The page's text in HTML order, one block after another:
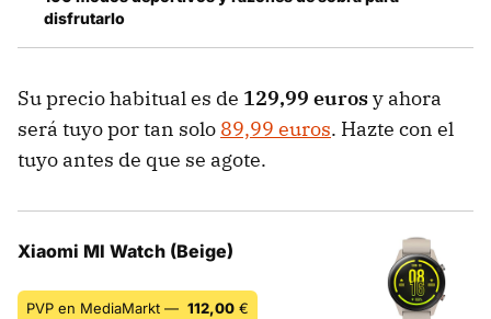
disfrutarlo
Su precio habitual es de 129,99 eurosy ahora
será tuyo por tan solo 89,99 euros. Hazte con el
tuyo antes de que se agote.
Xiaomi MI Watch (Beige)
PVP en MediaMarkt — 112,00 €